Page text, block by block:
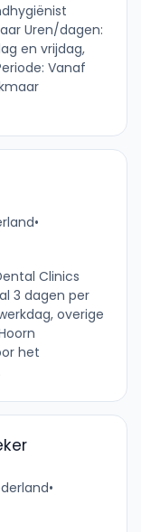
Uren/dagen:
en vrijdag,
Vanaf
•
Clinics
3 dagen per
overige
het
•